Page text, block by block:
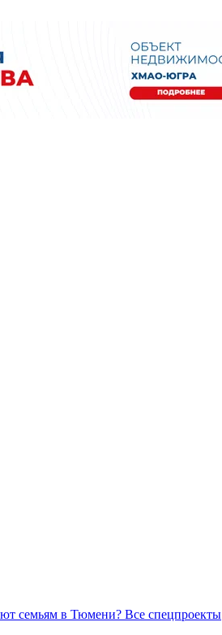
Все спецпроекты